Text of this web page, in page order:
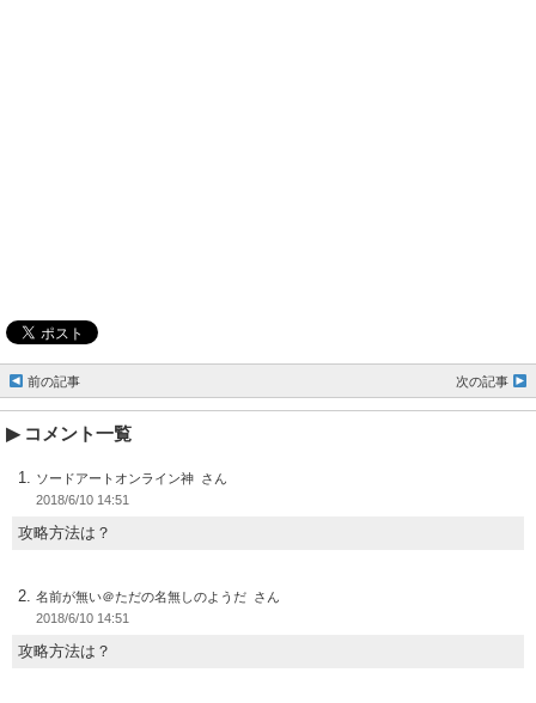
前の記事 次の記事
コメント一覧
ソードアートオンライン神
2018/6/10 14:51
攻略方法は？
名前が無い＠ただの名無しのようだ
2018/6/10 14:51
攻略方法は？